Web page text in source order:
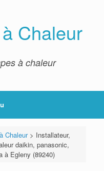
Chaleur
à chaleur
Chaleur> Installateur,
daikin, panasonic,
à Egleny (89240)